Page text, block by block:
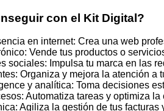
con el Kit Digital?
en internet: Crea una web
Vende tus productos o
sociales: Impulsa tu marca en las
Organiza y mejora la atención a
y analítica: Toma decisiones
Automatiza tareas y optimiza
Agiliza la gestión de tus facturas